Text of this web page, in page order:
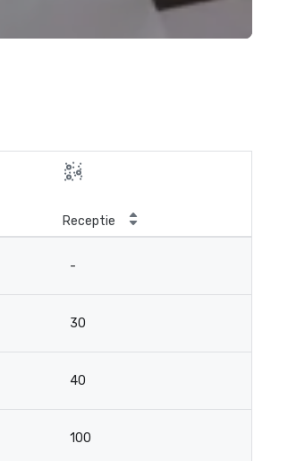
Receptie
-
30
40
100